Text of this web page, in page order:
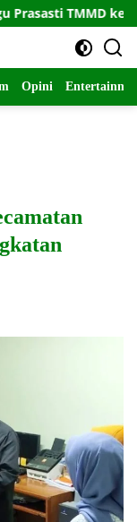
ke-129
Opini